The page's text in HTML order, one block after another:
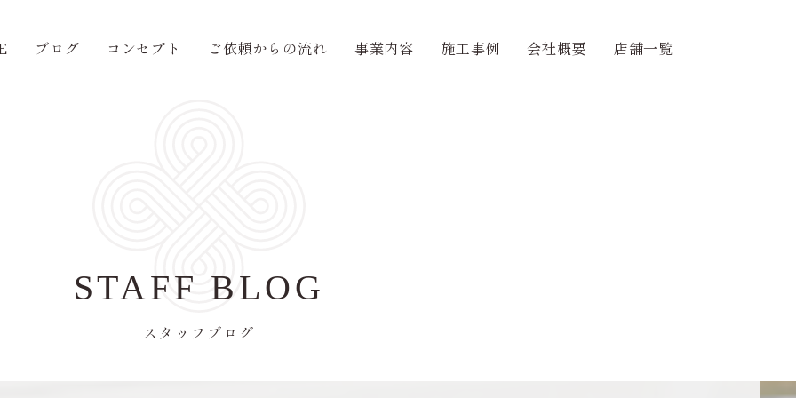
ブログ コンセプト ご依頼からの流れ 事業内容 施工事例 会社概要 店舗一覧
STAFF BLOG
スタッフブログ